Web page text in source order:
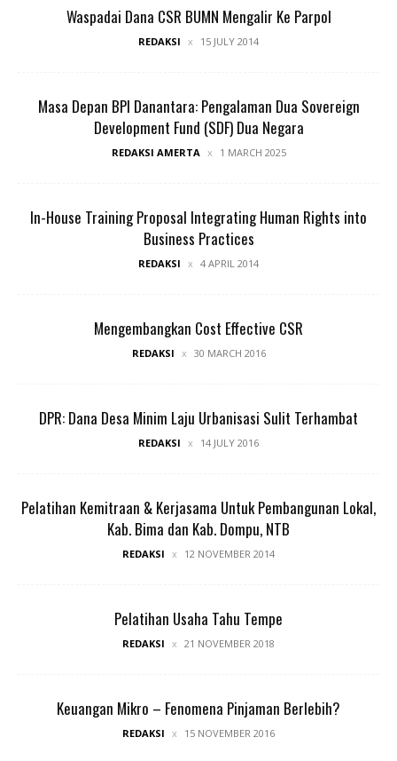
Waspadai Dana CSR BUMN Mengalir Ke Parpol
REDAKSI 15 JULY 2014
Masa Depan BPI Danantara: Pengalaman Dua Sovereign
Development Fund (SDF) Dua Negara
REDAKSI AMERTA 1 MARCH 2025
In-House Training Proposal Integrating Human Rights into
Business Practices
REDAKSI 4 APRIL 2014
Mengembangkan Cost Effective CSR
REDAKSI 30 MARCH 2016
DPR: Dana Desa Minim Laju Urbanisasi Sulit Terhambat
REDAKSI 14 JULY 2016
Pelatihan Kemitraan & Kerjasama Untuk Pembangunan Lokal,
Kab. Bima dan Kab. Dompu, NTB
REDAKSI 12 NOVEMBER 2014
Pelatihan Usaha Tahu Tempe
REDAKSI 21 NOVEMBER 2018
Keuangan Mikro – Fenomena Pinjaman Berlebih?
REDAKSI 15 NOVEMBER 2016